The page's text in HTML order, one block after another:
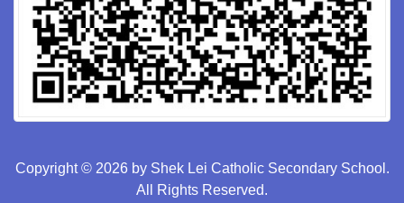
Copyright © 2026 by Shek Lei Catholic Secondary School.
All Rights Reserved.